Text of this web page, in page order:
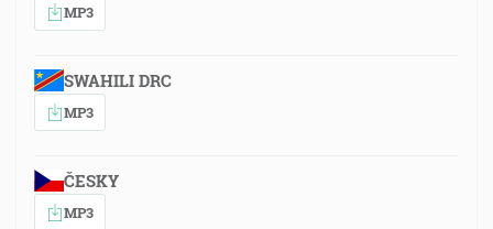
MP3
SWAHILI DRC
MP3
ČESKY
MP3